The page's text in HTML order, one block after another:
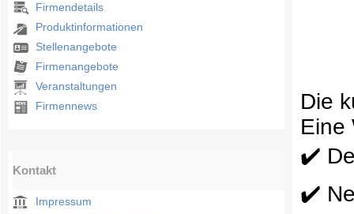
Firmendetails
Produktinformationen
Stellenangebote
Firmenangebote
Veranstaltungen
Firmennews
Kontakt
Impressum
Die
Eine
✔️
✔️